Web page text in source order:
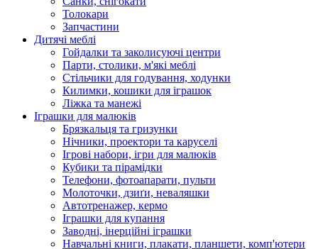
Толокари
Запчастини
Дитячі меблі
Гойдалки та заколисуючі центри
Парти, столики, м'які меблі
Стільчики для годування, ходунки
Килимки, кошики для іграшок
Ліжка та манежі
Іграшки для малюків
Брязкальця та гризунки
Нічники, проектори та каруселі
Ігрові набори, ігри для малюків
Кубики та пірамідки
Телефони, фотоапарати, пульти
Молоточки, дзиґи, неваляшки
Автотренажер, кермо
Іграшки для купання
Заводні, інерційні іграшки
Навчальні книги, плакати, планшети, комп'ютери